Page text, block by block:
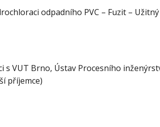
odpadního PVC – Fuzit – Užitný
s VUT Brno, Ústav Procesního
příjemce)